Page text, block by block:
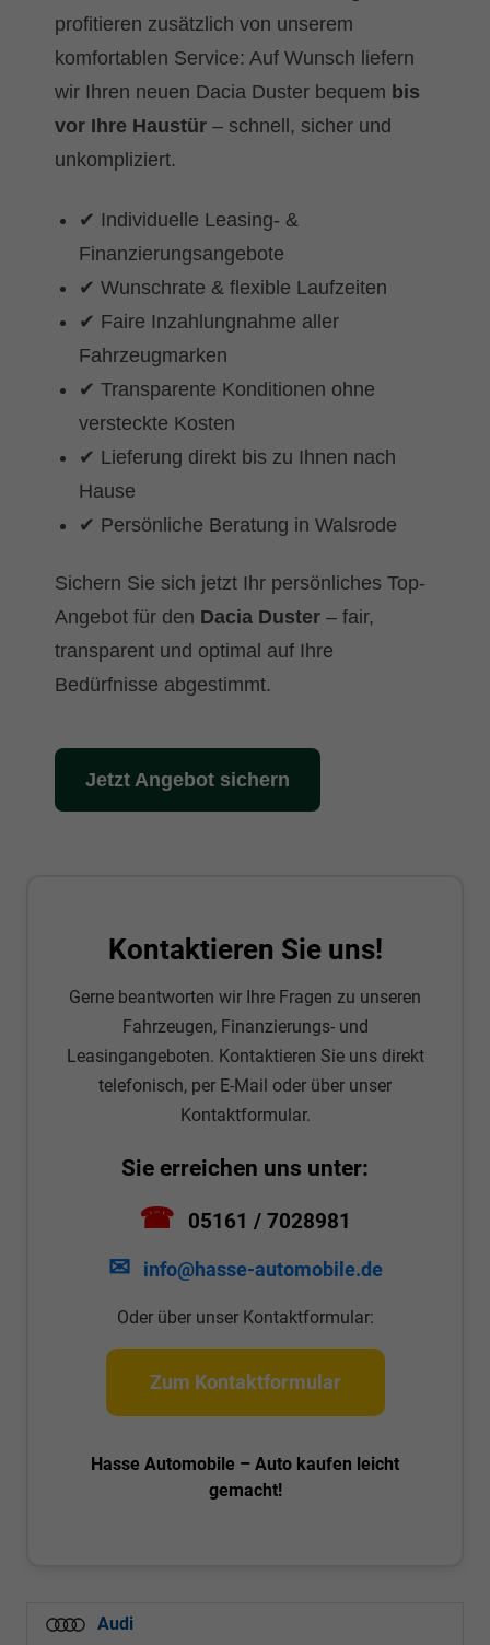
profitieren zusätzlich von unserem
komfortablen Service: Auf Wunsch liefern
wir Ihren neuen Dacia Duster bequem bis
vor Ihre Haustür – schnell, sicher und
unkompliziert.
✔ Individuelle Leasing- &
Finanzierungsangebote
✔ Wunschrate & flexible Laufzeiten
✔ Faire Inzahlungnahme aller
Fahrzeugmarken
✔ Transparente Konditionen ohne
versteckte Kosten
✔ Lieferung direkt bis zu Ihnen nach
Hause
✔ Persönliche Beratung in Walsrode
Sichern Sie sich jetzt Ihr persönliches Top-
Angebot für den Dacia Duster – fair,
transparent und optimal auf Ihre
Bedürfnisse abgestimmt.
Jetzt Angebot sichern
Kontaktieren Sie uns!
Gerne beantworten wir Ihre Fragen zu unseren
Fahrzeugen, Finanzierungs- und
Leasingangeboten. Kontaktieren Sie uns direkt
telefonisch, per E-Mail oder über unser
Kontaktformular.
Sie erreichen uns unter:
☎ 05161 / 7028981
✉ info@hasse-automobile.de
Oder über unser Kontaktformular:
Zum Kontaktformular
Hasse Automobile – Auto kaufen leicht
gemacht!
Audi